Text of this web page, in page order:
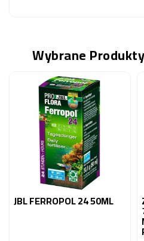
Wybrane
JBL FERROPOL 24 50ML